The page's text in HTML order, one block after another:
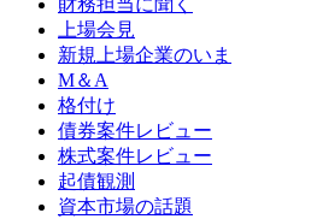
財務担当に聞く
上場会見
新規上場企業のいま
M＆A
格付け
債券案件レビュー
株式案件レビュー
起債観測
資本市場の話題